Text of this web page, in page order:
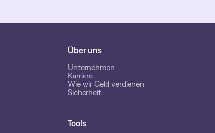
Über uns
Unternehmen
Karriere
Wie wir Geld verdienen
Sicherheit
Tools